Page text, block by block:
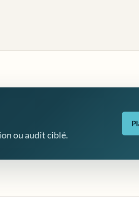
ou audit ciblé.